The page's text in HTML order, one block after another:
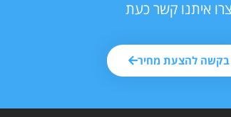
צרו איתנו קשר כעת
בקשה להצעת מחיר